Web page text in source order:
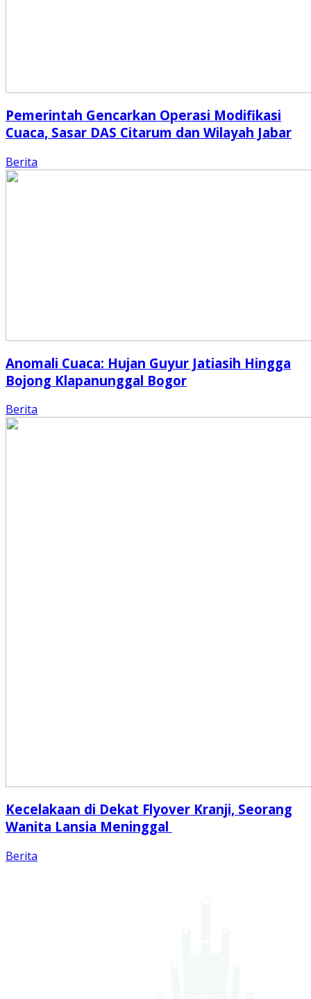
Pemerintah Gencarkan Operasi Modifikasi
Cuaca, Sasar DAS Citarum dan Wilayah Jabar
Berita
Anomali Cuaca: Hujan Guyur Jatiasih Hingga
Bojong Klapanunggal Bogor
Berita
Kecelakaan di Dekat Flyover Kranji, Seorang
Wanita Lansia Meninggal
Berita